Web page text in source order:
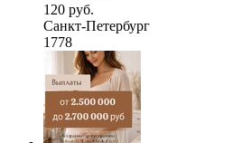
120 руб.
Санкт-Петербург
1778